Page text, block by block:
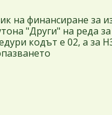
на финансиране за
"Други" на реда
кодът е 02, а за